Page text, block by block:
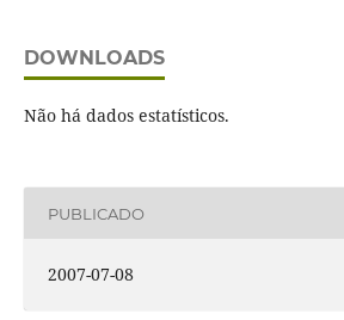
DOWNLOADS
Não há dados estatísticos.
PUBLICADO
2007-07-08